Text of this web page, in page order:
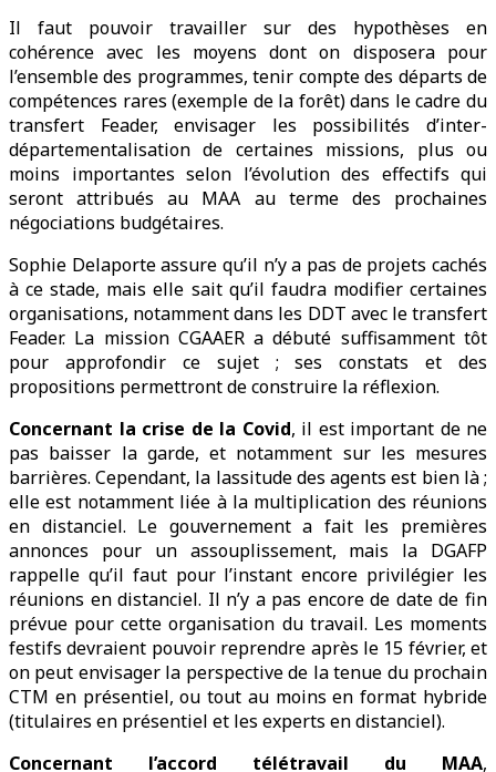
Il faut pouvoir travailler sur des hypothèses en
cohérence avec les moyens dont on disposera pour
l’ensemble des programmes, tenir compte des départs de
compétences rares (exemple de la forêt) dans le cadre du
transfert Feader, envisager les possibilités d’inter-
départementalisation de certaines missions, plus ou
moins importantes selon l’évolution des effectifs qui
seront attribués au MAA au terme des prochaines
négociations budgétaires.
Sophie Delaporte assure qu’il n’y a pas de projets cachés
à ce stade, mais elle sait qu’il faudra modifier certaines
organisations, notamment dans les DDT avec le transfert
Feader. La mission CGAAER a débuté suffisamment tôt
pour approfondir ce sujet ; ses constats et des
propositions permettront de construire la réflexion.
Concernant la crise de la Covid, il est important de ne
pas baisser la garde, et notamment sur les mesures
barrières. Cependant, la lassitude des agents est bien là ;
elle est notamment liée à la multiplication des réunions
en distanciel. Le gouvernement a fait les premières
annonces pour un assouplissement, mais la DGAFP
rappelle qu’il faut pour l’instant encore privilégier les
réunions en distanciel. Il n’y a pas encore de date de fin
prévue pour cette organisation du travail. Les moments
festifs devraient pouvoir reprendre après le 15 février, et
on peut envisager la perspective de la tenue du prochain
CTM en présentiel, ou tout au moins en format hybride
(titulaires en présentiel et les experts en distanciel).
Concernant l’accord télétravail du MAA,